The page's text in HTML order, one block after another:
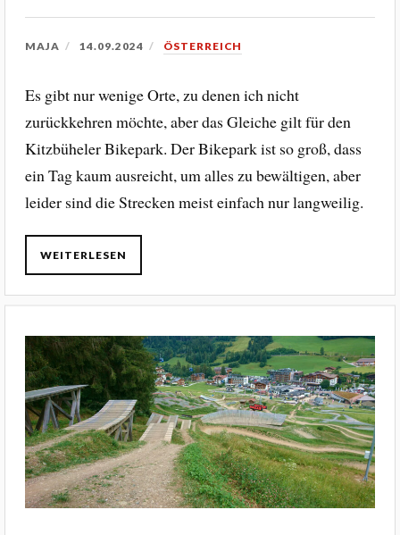
MAJA 14.09.2024 ÖSTERREICH
Es gibt nur wenige Orte, zu denen ich nicht
zurückkehren möchte, aber das Gleiche gilt für den
Kitzbüheler Bikepark. Der Bikepark ist so groß, dass
ein Tag kaum ausreicht, um alles zu bewältigen, aber
leider sind die Strecken meist einfach nur langweilig.
WEITERLESEN